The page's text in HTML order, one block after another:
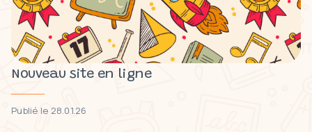
Nouveau site en ligne
Publié le 28.01.26